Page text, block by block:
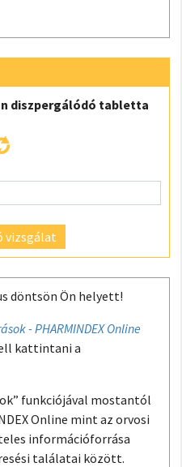
diszpergálódó tabletta
vizsgálat
döntsön Ön helyett!
- PHARMINDEX Online
kattintani a
funkciójával mostantól
Online mint az orvosi
információforrása
találatai között.